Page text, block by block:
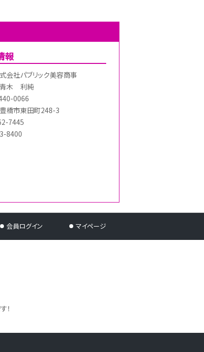
報
会社パブリック美容商事
青木 利純
0066
橋市東田町248-3
7445
8400
会員ログイン マイページ
！